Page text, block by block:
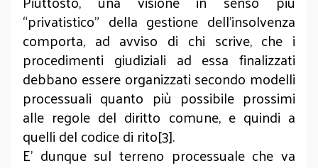
“privatistico” della gestione dell’insolvenza
comporta, ad avviso di chi scrive, che i
procedimenti giudiziali ad essa finalizzati
debbano essere organizzati secondo modelli
processuali quanto più possibile prossimi
alle regole del diritto comune, e quindi a
quelli del codice di rito[3].
E’ dunque sul terreno processuale che va